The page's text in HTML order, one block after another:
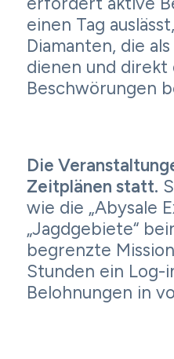
einen Tag
Diamanten, die
dienen und
Beschwörungen
Die
Zeitplänen statt.
wie die „Abysale
„Jagdgebiete“
begrenzte
Stunden ein Log-
Belohnungen in